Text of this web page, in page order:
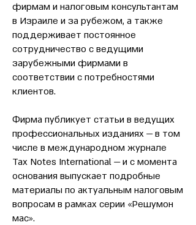
фирмам и налоговым консультантам
в Израиле и за рубежом, а также
поддерживает постоянное
сотрудничество с ведущими
зарубежными фирмами в
соответствии с потребностями
клиентов.
Фирма публикует статьи в ведущих
профессиональных изданиях — в том
числе в международном журнале
Tax Notes International — и с момента
основания выпускает подробные
материалы по актуальным налоговым
вопросам в рамках серии «Решумон
мас».